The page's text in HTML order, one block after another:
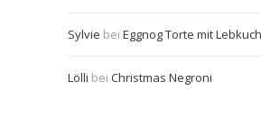
Sylvie bei Eggnog Torte mit
Lölli bei Christmas Negroni